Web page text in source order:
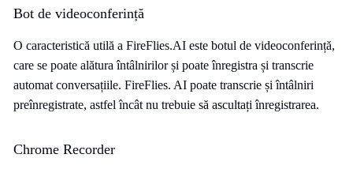
Bot de videoconferință
O caracteristică utilă a FireFlies.AI este botul de videoconferință,
care se poate alătura întâlnirilor și poate înregistra și transcrie
automat conversațiile. FireFlies. AI poate transcrie și întâlniri
preînregistrate, astfel încât nu trebuie să ascultați înregistrarea.
Chrome Recorder